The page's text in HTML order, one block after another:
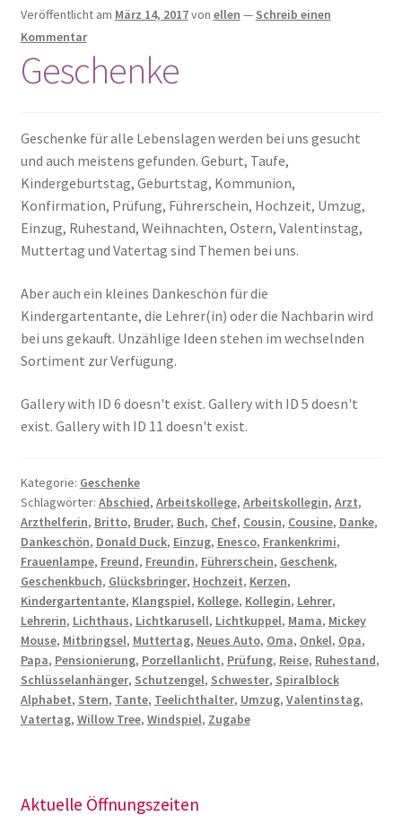
Kulinarisches
Mode & Accessoires
Seifen
Taschen
Wolle & Kurzwaren
Veröffentlicht am März 14, 2017von ellen — Schreib einen
Kommentar
Geschenke
Geschenke für alle Lebenslagen werden bei uns gesucht
und auch meistens gefunden. Geburt, Taufe,
Kindergeburtstag, Geburtstag, Kommunion,
Konfirmation, Prüfung, Führerschein, Hochzeit, Umzug,
Einzug, Ruhestand, Weihnachten, Ostern, Valentinstag,
Muttertag und Vatertag sind Themen bei uns.
Aber auch ein kleines Dankeschön für die
Kindergartentante, die Lehrer(in) oder die Nachbarin wird
bei uns gekauft. Unzählige Ideen stehen im wechselnden
Sortiment zur Verfügung.
Gallery with ID 6 doesn't exist. Gallery with ID 5 doesn't
exist. Gallery with ID 11 doesn't exist.
Kategorie: Geschenke
Schlagwörter: Abschied, Arbeitskollege, Arbeitskollegin, Arzt,
Arzthelferin, Britto, Bruder, Buch, Chef, Cousin, Cousine, Danke,
Dankeschön, Donald Duck, Einzug, Enesco, Frankenkrimi,
Frauenlampe, Freund, Freundin, Führerschein, Geschenk,
Geschenkbuch, Glücksbringer, Hochzeit, Kerzen,
Kindergartentante, Klangspiel, Kollege, Kollegin, Lehrer,
Lehrerin, Lichthaus, Lichtkarusell, Lichtkuppel, Mama, Mickey
Mouse, Mitbringsel, Muttertag, Neues Auto, Oma, Onkel, Opa,
Papa, Pensionierung, Porzellanlicht, Prüfung, Reise, Ruhestand,
Schlüsselanhänger, Schutzengel, Schwester, Spiralblock
Alphabet, Stern, Tante, Teelichthalter, Umzug, Valentinstag,
Vatertag, Willow Tree, Windspiel, Zugabe
Aktuelle Öffnungszeiten